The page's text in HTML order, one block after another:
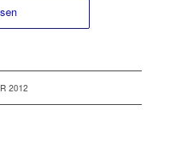
2012